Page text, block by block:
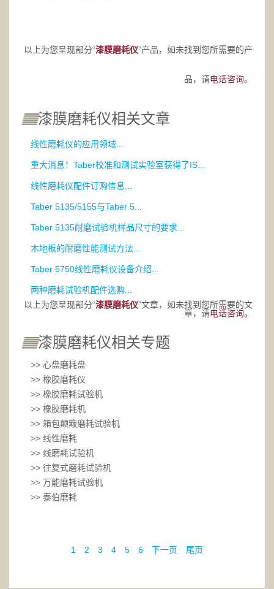
以上为您呈现部分“漆膜磨耗仪”产品，如未找到您所需要的产
品，请电话咨询。
漆膜磨耗仪相关文章
线性磨耗仪的应用领域...
重大消息！Taber校准和测试实验室获得了IS...
线性磨耗仪配件订购信息...
Taber 5135/5155与Taber 5...
Taber 5135耐磨试验机样品尺寸的要求...
木地板的耐磨性能测试方法...
Taber 5750线性磨耗仪设备介绍...
两种磨耗试验机配件选购...
以上为您呈现部分“漆膜磨耗仪”文章，如未找到您所需要的文
章，请电话咨询。
漆膜磨耗仪相关专题
>> 心盘磨耗盘
>> 橡胶磨耗仪
>> 橡胶磨耗试验机
>> 橡胶磨耗机
>> 箱包颠簸磨耗试验机
>> 线性磨耗
>> 线磨耗试验机
>> 往复式磨耗试验机
>> 万能磨耗试验机
>> 泰伯磨耗
1 2 3 4 5 6 下一页 尾页